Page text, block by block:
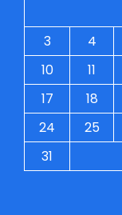
3
4
10
11
17
18
24
25
31